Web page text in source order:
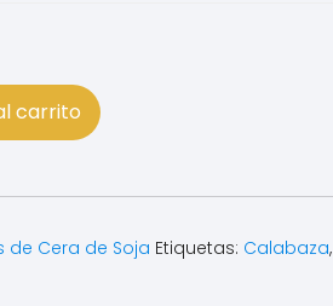
carrito
de Cera de Soja Etiquetas: Calabaza,